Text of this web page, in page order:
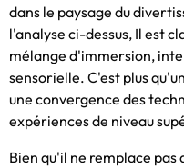
dans le paysage du
l'analyse ci-dessus, Il est
mélange d'immersion,
sensorielle. C'est plus
une convergence des
expériences de niveau
Bien qu'il ne remplace pas